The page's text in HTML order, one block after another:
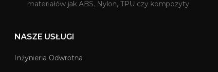
materiałów jak ABS, Nylon, TPU czy kompozyty.
NASZE USŁUGI
Inżynieria Odwrotna